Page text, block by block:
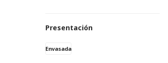
Presentación
Envasada